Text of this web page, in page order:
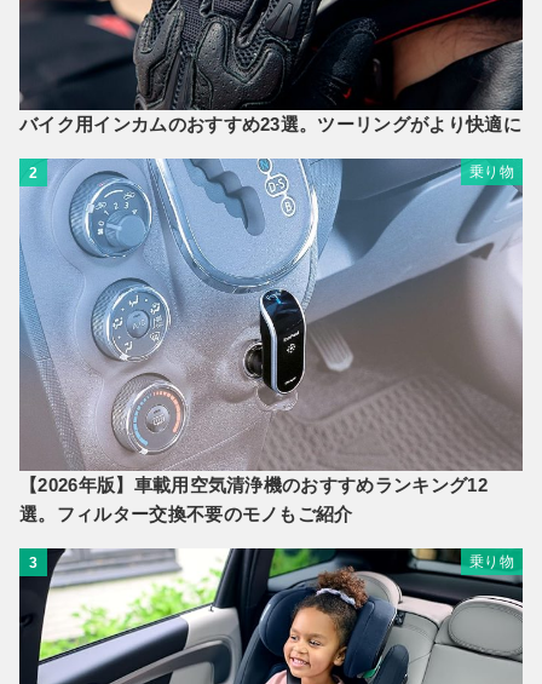
バイク用インカムのおすすめ23選。ツーリングがより快適に
2 乗り物
【2026年版】車載用空気清浄機のおすすめランキング12
選。フィルター交換不要のモノもご紹介
3 乗り物